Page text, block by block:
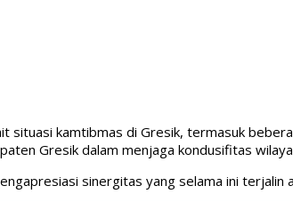
kamtibmas di Gresik, termasuk
Gresik dalam menjaga kondusifitas
sinergitas yang selama ini